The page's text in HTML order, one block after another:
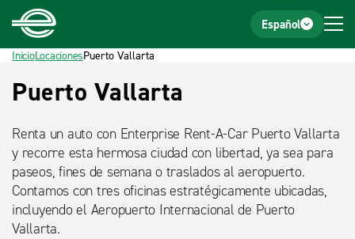
Inicio
Pie de página
Español
InicioLocacionesPuerto Vallarta
Título
Puerto Vallarta
Renta un auto con Enterprise Rent-A-Car Puerto Vallarta
y recorre esta hermosa ciudad con libertad, ya sea para
paseos, fines de semana o traslados al aeropuerto.
Contamos con tres oficinas estratégicamente ubicadas,
incluyendo el Aeropuerto Internacional de Puerto
Vallarta.